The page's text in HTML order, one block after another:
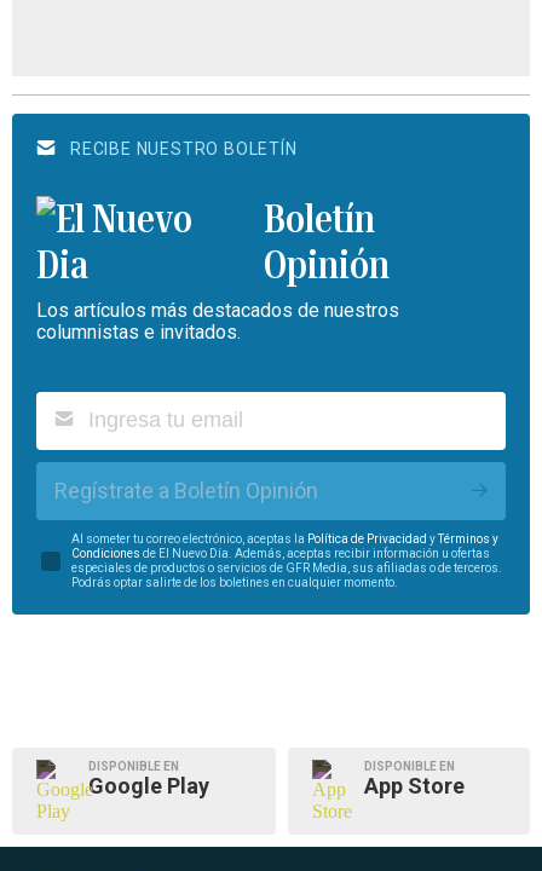
RECIBE NUESTRO BOLETÍN
Boletín
Opinión
Los artículos más destacados de nuestros
columnistas e invitados.
Regístrate a Boletín Opinión
Al someter tu correo electrónico, aceptas la Política de Privacidad yTérminos y
Condiciones de El Nuevo Día. Además, aceptas recibir información u ofertas
especiales de productos o servicios de GFR Media, sus afiliadas o de terceros.
Podrás optar salirte de los boletines en cualquier momento.
DISPONIBLE EN
Google Play
DISPONIBLE EN
App Store